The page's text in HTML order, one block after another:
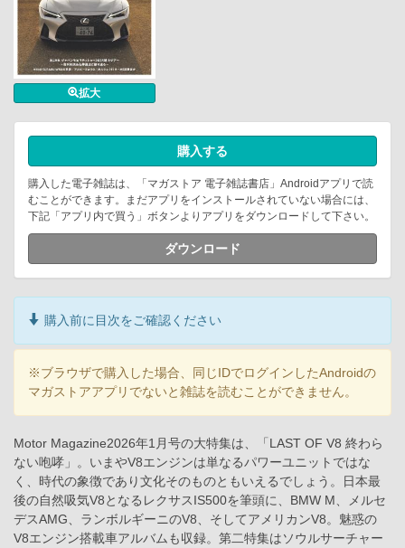
拡大
購入する
購入した電子雑誌は、「マガストア 電子雑誌書店」Androidアプリで読
むことができます。まだアプリをインストールされていない場合には、
下記「アプリ内で買う」ボタンよりアプリをダウンロードして下さい。
ダウンロード
購入前に目次をご確認ください
※ブラウザで購入した場合、同じIDでログインしたAndroidの
マガストアアプリでないと雑誌を読むことができません。
Motor Magazine2026年1月号の大特集は、「LAST OF V8 終わら
ない咆哮」。いまやV8エンジンは単なるパワーユニットではな
く、時代の象徴であり文化そのものともいえるでしょう。日本最
後の自然吸気V8となるレクサスIS500を筆頭に、BMW M、メルセ
デスAMG、ランボルギーニのV8、そしてアメリカンV8。魅惑の
V8エンジン搭載車アルバムも収録。第二特集はソウルサーチャー